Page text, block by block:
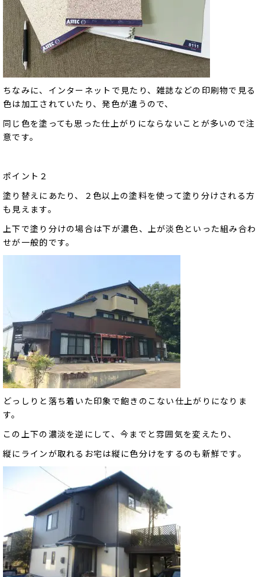
ちなみに、インターネットで見たり、雑誌などの印刷物で見る
色は加工されていたり、発色が違うので、
同じ色を塗っても思った仕上がりにならないことが多いので注
意です。
ポイント２
塗り替えにあたり、２色以上の塗料を使って塗り分けされる方
も見えます。
上下で塗り分けの場合は下が濃色、上が淡色といった組み合わ
せが一般的です。
どっしりと落ち着いた印象で飽きのこない仕上がりになりま
す。
この上下の濃淡を逆にして、今までと雰囲気を変えたり、
縦にラインが取れるお宅は縦に色分けをするのも新鮮です。